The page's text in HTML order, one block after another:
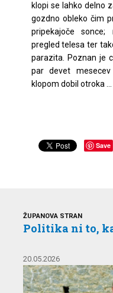
klopi se lahko delno
gozdno obleko čim
pripekajoče
pregled telesa ter
parazita. Poznan je
par devet
klopom dobil otroka …
Save
ŽUPANOVA STRAN
Politika ni to,
20.05.2026